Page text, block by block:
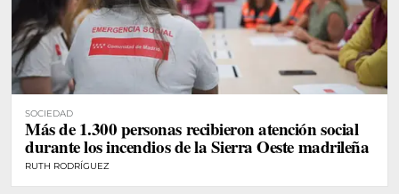
SOCIEDAD
Más de 1.300 personas recibieron atención social
durante los incendios de la Sierra Oeste madrileña
RUTH RODRÍGUEZ